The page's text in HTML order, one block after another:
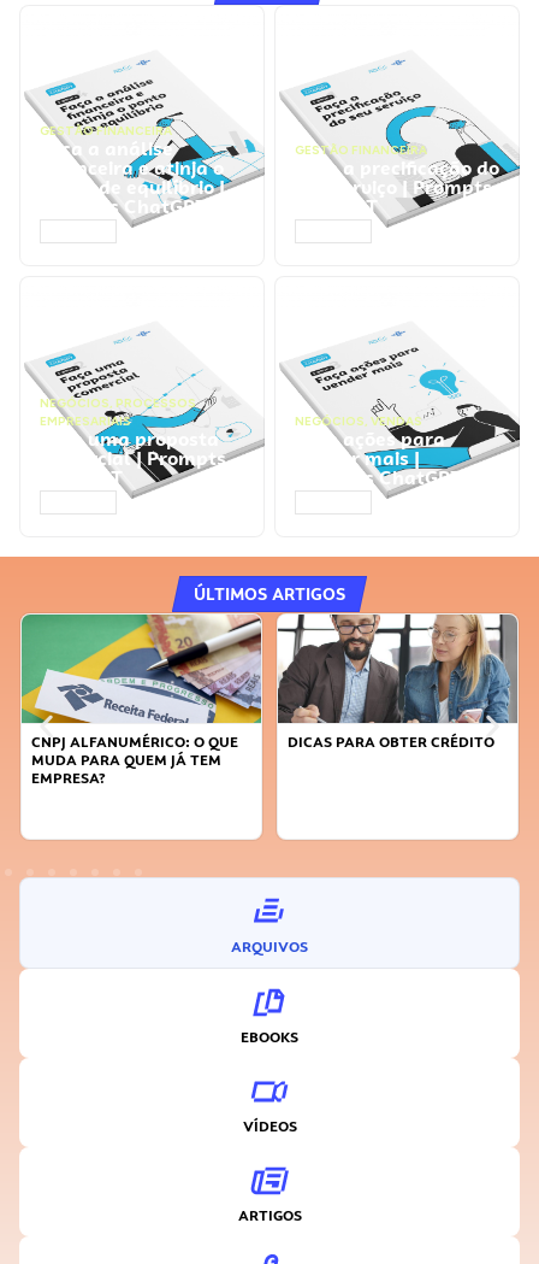
GESTÃO FINANCEIRA
Faça a análise
financeira e atinja o
ponto de equilíbrio |
Prompts ChatGPT
GESTÃO FINANCEIRA
Faça a precificação do
seu serviço | Prompts
ChatGPT
NEGÓCIOS, PROCESSOS
EMPRESARIAIS
Faça uma proposta
comercial | Prompts
ChatGPT
NEGÓCIOS, VENDAS
Faça ações para
vender mais |
Prompts ChatGPT
ÚLTIMOS ARTIGOS
DICAS PARA OBTER CRÉDITO
FAÇA A DIFERENÇA: SEJA
ARQUIVOS
EBOOKS
VÍDEOS
ARTIGOS